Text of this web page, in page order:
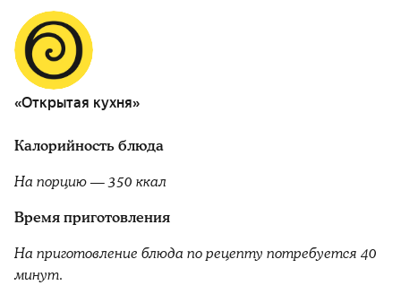
«Открытая кухня»
Калорийность блюда
На порцию — 350 ккал
Время приготовления
На приготовление блюда по рецепту потребуется 40
минут.